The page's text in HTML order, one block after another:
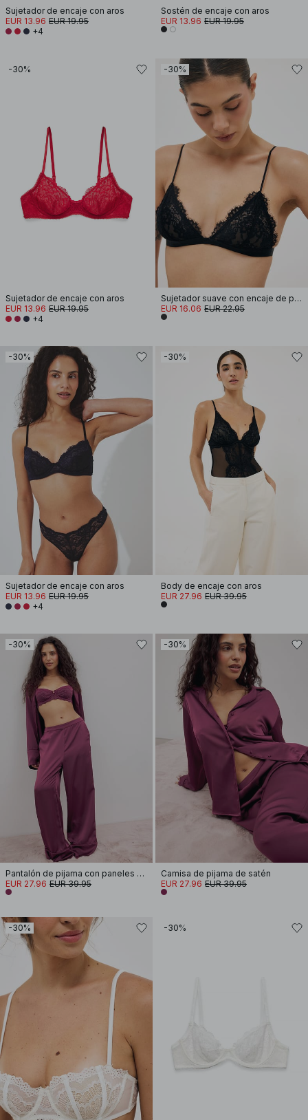
Sujetador de encaje con aros
EUR 13.96 EUR 19.95
+4
Sostén de encaje con aros
EUR 13.96 EUR 19.95
-30%
Sujetador de encaje con aros
EUR 13.96 EUR 19.95
+4
-30%
Sujetador suave con encaje de pestaña
EUR 16.06 EUR 22.95
-30%
Sujetador de encaje con aros
EUR 13.96 EUR 19.95
+4
-30%
Body de encaje con aros
EUR 27.96 EUR 39.95
-30%
Pantalón de pijama con paneles de satén
EUR 27.96 EUR 39.95
-30%
Camisa de pijama de satén
EUR 27.96 EUR 39.95
-30% -30%